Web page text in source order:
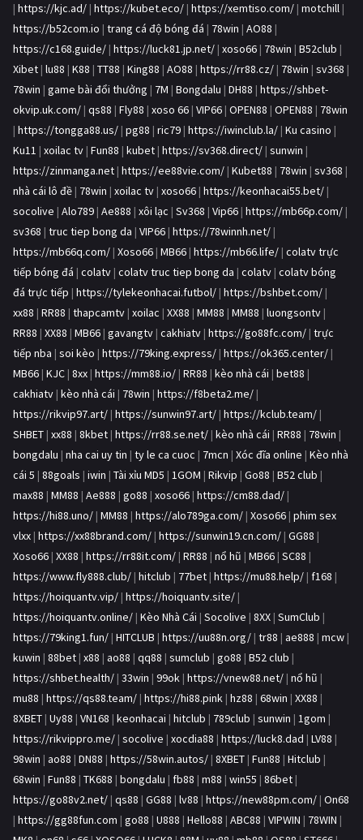
| https://kjc.ad/ | https://kubet.eco/ | https://xemtiso.com/ | motchill |
https://b52com.io | trang cá độ bóng đá | 78win | AO88 |
https://c168.guide/ | https://luck81.jp.net/ | xoso66 | 78win | B52club |
Xibet | lu88 | K88 | TT88 | King88 | AO88 | https://rr88.cz/ | 78win | sv368 |
78win | game bài đổi thưởng | 7M | Bongdalu | DH88 | https://shbet-
okvip.uk.com/ | qs88 | Fly88 | xoso 66 | VIP66 | OPEN88 | OPEN88 | 78win
| https://tongga88.us/ | pg88 | ric79 | https://iwinclub.la/ | Ku casino |
Ku11 | xoilac tv | Fun88 | kubet | https://sv368.direct/ | sunwin |
https://zinmanga.net | https://ee88vie.com/ | Kubet88 | 78win | sv368 |
nhà cái lô đề | 78win | xoilac tv | xoso66 | https://keonhacai55.bet/ |
socolive | Alo789 | Ae888 | xôi lạc | Sv368 | Vip66 | https://mb66p.com/ |
sv368 | truc tiep bong da | VIP66 | https://78winnh.net/ |
https://mb66q.com/ | Xoso66 | MB66 | https://mb66.life/ | colatv trực
tiếp bóng đá | colatv | colatv truc tiep bong da | colatv | colatv bóng
đá trực tiếp | https://tylekeonhacai.futbol/ | https://bshbet.com/ |
xx88 | RR88 | thapcamtv | xoilac | XX88 | MM88 | MM88 | luongsontv |
RR88 | XX88 | MB66 | gavangtv | cakhiatv | https://go88fc.com/ | trực
tiếp nba | soi kèo | https://79king.express/ | https://ok365.center/ |
MB66 | KJC | 8xx | https://mm88.io/ | RR88 | kèo nhà cái | bet88 |
cakhiatv | kèo nhà cái | 78win | https://f8beta2.me/ |
https://rikvip97.art/ | https://sunwin97.art/ | https://kclub.team/ |
SHBET | xx88 | 8kbet | https://rr88.se.net/ | kèo nhà cái | RR88 | 78win |
bongdalu | nha cai uy tin | ty le ca cuoc | 7mcn | Xóc đĩa online | Kèo nhà
cái 5 | 88goals | iwin | Tài xỉu MD5 | 1GOM | Rikvip | Go88 | B52 club |
max88 | MM88 | Ae888 | go88 | xoso66 | https://cm88.dad/ |
https://hi88.uno/ | MM88 | https://alo789ga.com/ | Xoso66 | phim sex
vlxx | https://xx88brand.com/ | https://sunwin19.cn.com/ | GG88 |
Xoso66 | XX88 | https://rr88it.com/ | RR88 | nổ hũ | MB66 | SC88 |
https://www.fly888.club/ | hitclub | 77bet | https://mu88.help/ | f168 |
https://hoiquantv.vip/ | https://hoiquantv.site/ |
https://hoiquantv.online/ | Kèo Nhà Cái | Socolive | 8XX | SumClub |
https://79king1.fun/ | HITCLUB | https://uu88n.org/ | tr88 | ae888 | mcw |
kuwin | 88bet | x88 | ao88 | qq88 | sumclub | go88 | B52 club |
https://shbet.health/ | 33win | 99ok | https://vnew88.net/ | nổ hũ |
mu88 | https://qs88.team/ | https://hi88.pink | hz88 | 68win | XX88 |
8XBET | Uy88 | VN168 | keonhacai | hitclub | 789club | sunwin | 1gom |
https://rikvippro.me/ | socolive | xocdia88 | https://luck8.dad | LV88 |
98win | ao88 | DN88 | https://58win.autos/ | 8XBET | Fun88 | Hitclub |
68win | Fun88 | TK688 | bongdalu | fb88 | m88 | win55 | 86bet |
https://go88v2.net/ | qs88 | GG88 | lv88 | https://new88pm.com/ | On68
| https://gg88fun.com | go88 | U888 | Hello88 | ABC88 | VIPWIN | 78WIN |